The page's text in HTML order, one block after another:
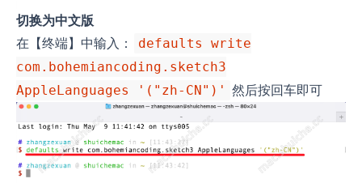
切换为中文版
在【终端】中输入：
defaults write
com.bohemiancoding.sketch3
AppleLanguages '("zh-CN")' 然后按回车即可